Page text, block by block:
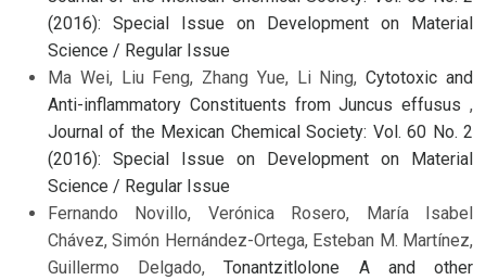
(2016): Special Issue on Development on Material
Science / Regular Issue
Ma Wei, Liu Feng, Zhang Yue, Li Ning,Cytotoxic and
Anti-inflammatory Constituents from Juncus effusus ,
Journal of the Mexican Chemical Society: Vol. 60 No. 2
(2016): Special Issue on Development on Material
Science / Regular Issue
Fernando Novillo, Verónica Rosero, María Isabel
Chávez, Simón Hernández-Ortega, Esteban M. Martínez,
Guillermo Delgado,Tonantzitlolone A and other